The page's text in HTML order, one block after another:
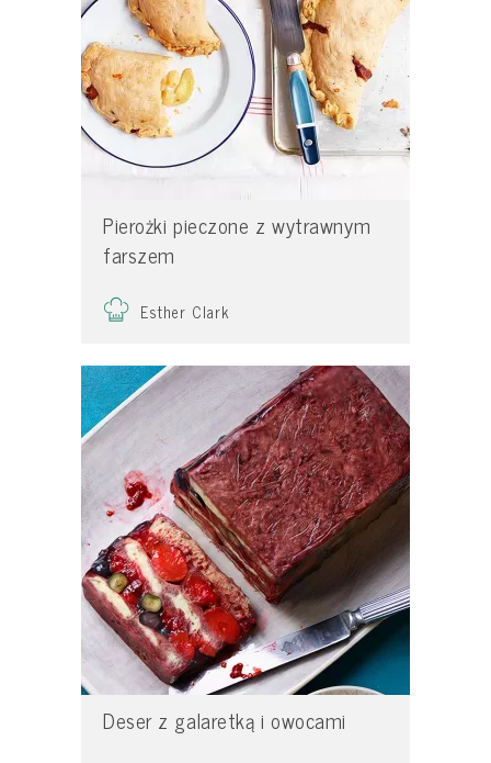
Pierożki pieczone z wytrawnym
farszem
Esther Clark
Deser z galaretką i owocami